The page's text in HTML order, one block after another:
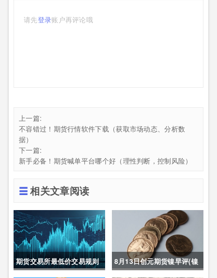
请先登录账户再评论哦
上一篇:
不容错过！期货行情软件下载（获取市场动态、分析数
据）
下一篇:
新手必备！期货喊单平台哪个好（理性判断，控制风险）
相关文章阅读
期货交易所最低价交易规则
8月13日创元期货镍早评(镍